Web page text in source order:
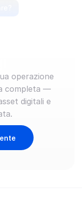
operazione
completa —
digitali e